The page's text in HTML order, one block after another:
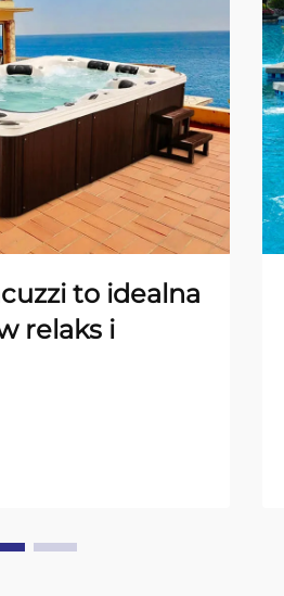
to idealna
relaks i